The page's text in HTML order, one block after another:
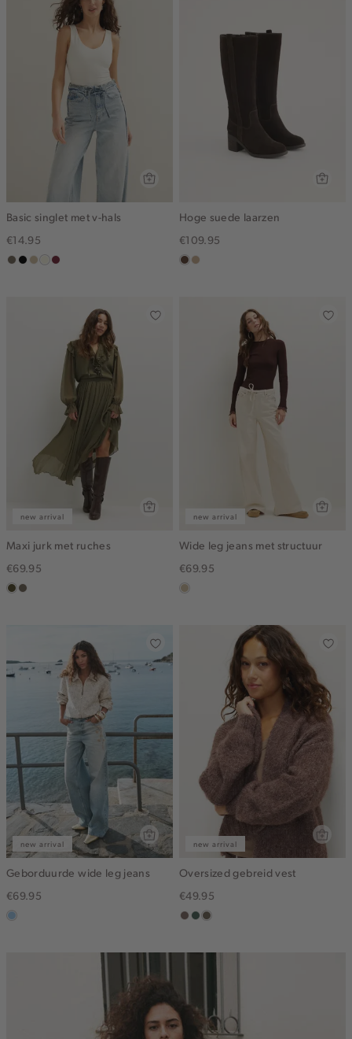
Basic singlet met v-hals
€14.95
middenbruin
zwartlichtzand
wit,bordeaux
Hoge suede laarzen
€109.95
donkerbruin
zand
new arrival
Maxi jurk met ruches
€69.95
groen,
middenbruin
new arrival
Wide leg jeans met structuur
€69.95
lichtzand
new arrival
Geborduurde wide leg jeans
€69.95
blauw,
new arrival
Oversized gebreid vest
€49.95
taupe
groen,
bruin